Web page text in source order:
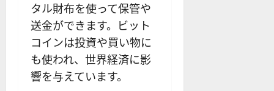
タル財布を使って保管や
送金ができます。ビット
コインは投資や買い物に
も使われ、世界経済に影
響を与えています。